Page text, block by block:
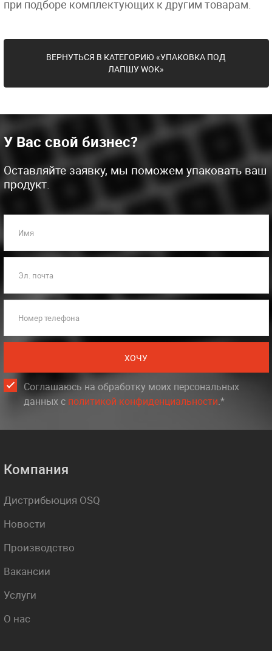
при подборе комплектующих к другим товарам.
ВЕРНУТЬСЯ В КАТЕГОРИЮ «УПАКОВКА ПОД
ЛАПШУ WOK»
У Вас свой бизнес?
Оставляйте заявку, мы поможем упаковать ваш
продукт.
Имя
Эл. почта
Номер телефона
ХОЧУ
Соглашаюсь на обработку моих персональных
данных c политикой конфиденциальности.*
Компания
Дистрибьюция OSQ
Новости
Производство
Вакансии
Услуги
О нас